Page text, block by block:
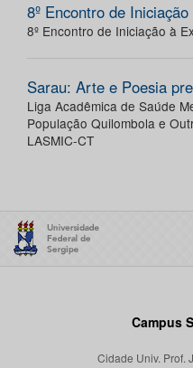
8º Encontro de
8º Encontro de Iniciação à
Sarau: Arte e Poesia
Liga Acadêmica de Saúde
População Quilombola e
LASMIC-CT
Campus
Cidade Univ. Prof.